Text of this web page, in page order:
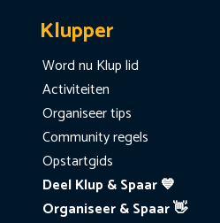
Klupper
Word nu Klup lid
Activiteiten
Organiseer tips
Community regels
Opstartgids
Deel Klup & Spaar 💙
Organiseer & Spaar 👋